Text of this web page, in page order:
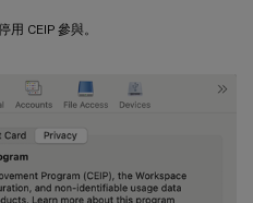
用 CEIP 參與。